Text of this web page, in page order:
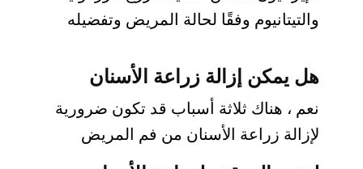
والتيتانيوم وفقًا لحالة المريض وتفضيله
هل يمكن إزالة زراعة الأسنان
نعم ، هناك ثلاثة أسباب قد تكون ضرورية
لإزالة زراعة الأسنان من فم المريض